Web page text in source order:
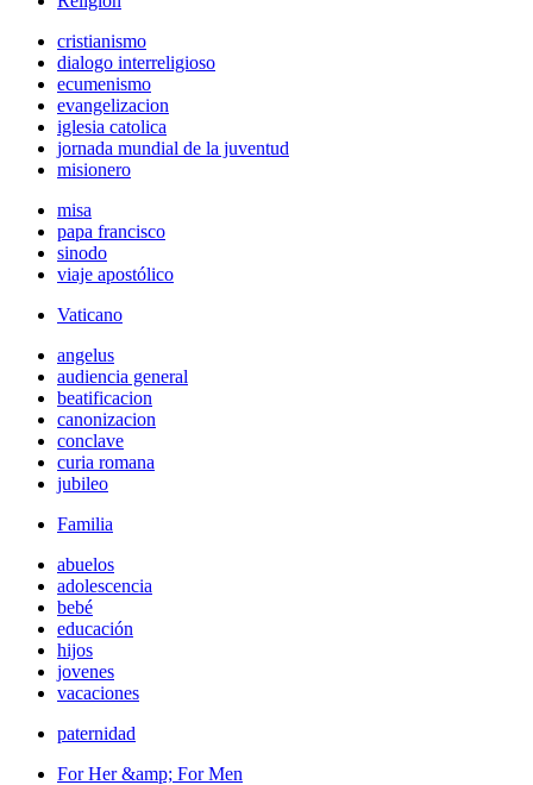
cristianismo
dialogo interreligioso
ecumenismo
evangelizacion
iglesia catolica
jornada mundial de la juventud
misionero
misa
papa francisco
sinodo
viaje apostólico
Vaticano
angelus
audiencia general
beatificacion
canonizacion
conclave
curia romana
jubileo
Familia
abuelos
adolescencia
bebé
educación
hijos
jovenes
vacaciones
paternidad
For Her &amp; For Men